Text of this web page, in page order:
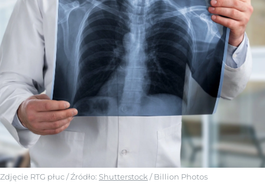
Zdjęcie RTG płuc/ Źródło: Shutterstock /Billion Photos